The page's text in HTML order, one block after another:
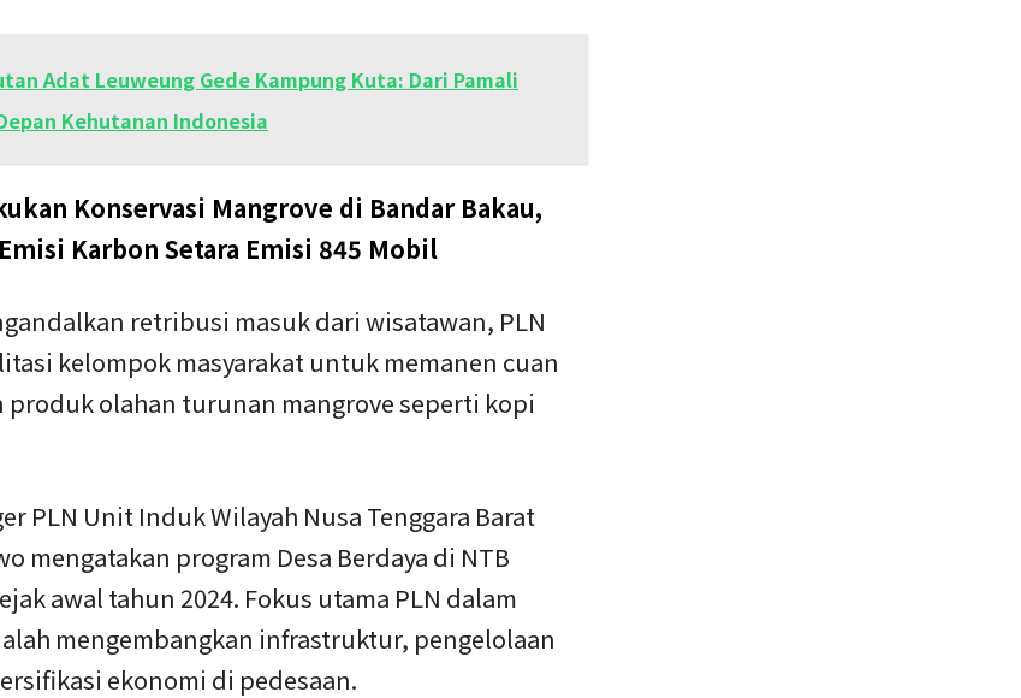
Adat Leuweung Gede Kampung Kuta: Dari Pamali
Kehutanan Indonesia
Konservasi Mangrove di Bandar Bakau,
Karbon Setara Emisi 845 Mobil
retribusi masuk dari wisatawan, PLN
kelompok masyarakat untuk memanen cuan
olahan turunan mangrove seperti kopi
PLN Unit Induk Wilayah Nusa Tenggara Barat
mengatakan program Desa Berdaya di NTB
awal tahun 2024. Fokus utama PLN dalam
mengembangkan infrastruktur, pengelolaan
ekonomi di pedesaan.